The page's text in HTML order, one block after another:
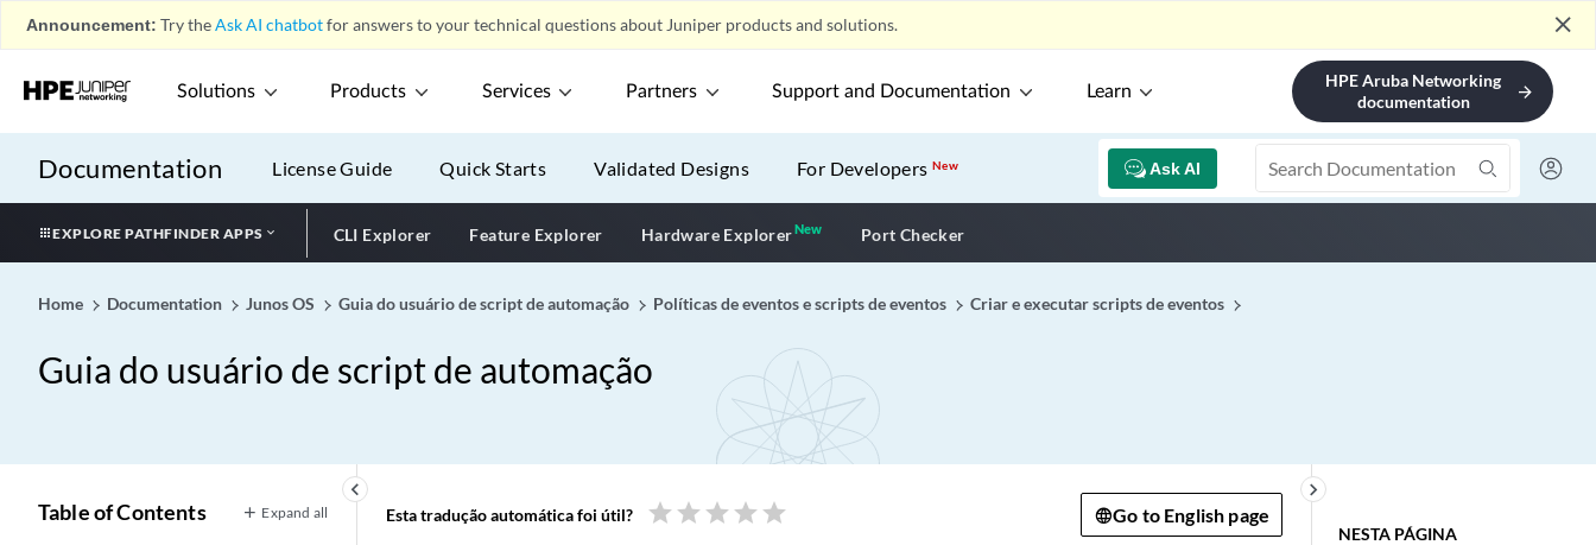
Announcement: Try theAsk AI chatbotfor answers to your technical questions about Juniper products and solutions. close
Solutions Products Services Partners Support and Documentation Learn
HPE Aruba Networking
documentation
arrow_forward
Documentation Ask AI
License Guide Quick Starts Validated Designs For DevelopersNew
EXPLORE PATHFINDER APPS CLI Explorer Feature Explorer Hardware ExplorerNewNew application
Port Checker
Home Documentation Junos OS Guia do usuário de script de automação Políticas de eventos e scripts de eventos Criar e executar scripts de eventos
Guia do usuário de script de automação
keyboard_arrow_left
Table of Contents Expand all
NESTA PÁGINA
keyboard_arrow_right
Esta tradução automática foi útil? star star star star star Go to English page